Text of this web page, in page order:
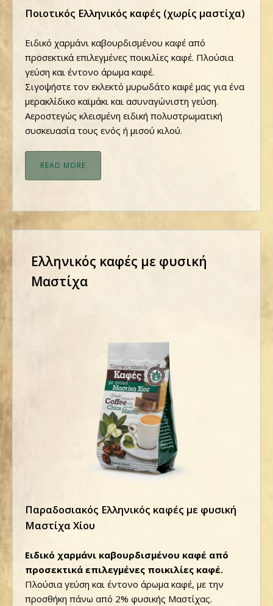
Ποιοτικός Ελληνικός καφές (χωρίς μαστίχα)
Ειδικό χαρμάνι καβουρδισμένου καφέ από
προσεκτικά επιλεγμένες ποικιλίες καφέ. Πλούσια
γεύση και έντονο άρωμα καφέ.
Σιγοψήστε τον εκλεκτό μυρωδάτο καφέ μας για ένα
μερακλίδικο καϊμάκι και ασυναγώνιστη γεύση.
Αεροστεγώς κλεισμένη ειδική πολυστρωματική
συσκευασία τους ενός ή μισού κιλού.
READ MORE
Ελληνικός καφές με φυσική
Μαστίχα
Παραδοσιακός Ελληνικός καφές με φυσική
Μαστίχα Χίου
Ειδικό χαρμάνι καβουρδισμένου καφέ από
προσεκτικά επιλεγμένες ποικιλίες καφέ.
Πλούσια γεύση και έντονο άρωμα καφέ, με την
προσθήκη πάνω από 2% φυσικής Μαστίχας.